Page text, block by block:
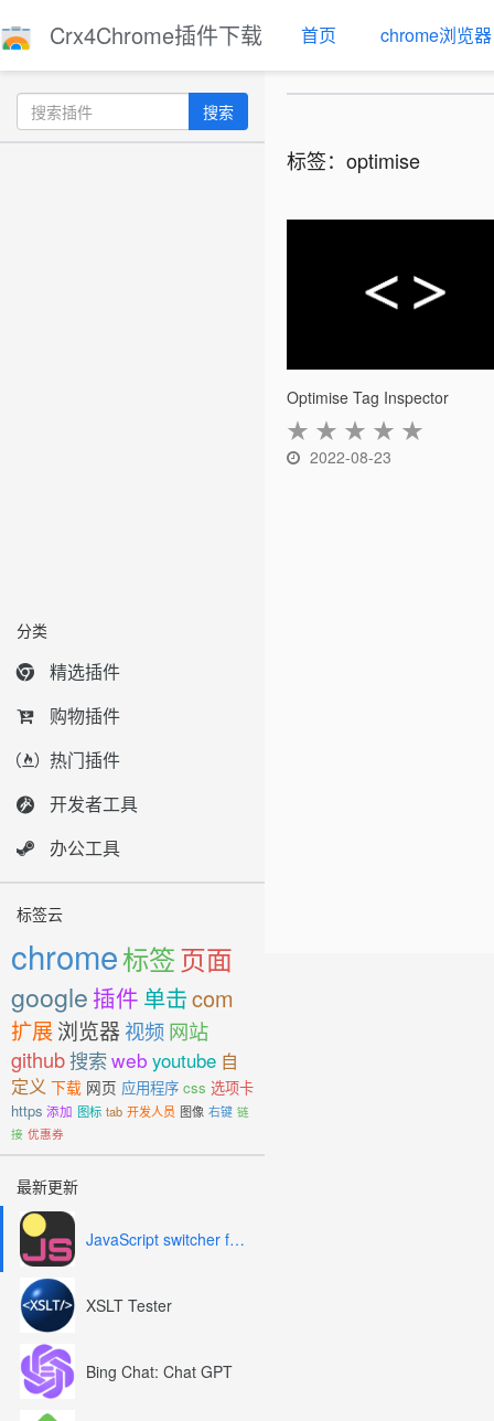
Crx4Chrome插件下载 首页 chrome浏览器
搜索
分类
精选插件
购物插件
热门插件
开发者工具
办公工具
标签云
chrome标签页面
google 插件 单击com
扩展浏览器 视频网站
github搜索web youtube 自
定义 下载 网页 应用程序 css 选项卡
https 添加 图标 tab 开发人员 图像 右键 链
接 优惠券
最新更新
JavaScript switcher for SEO and development
XSLT Tester
Bing Chat: Chat GPT
标签：optimise
Optimise Tag Inspector
★ ★ ★ ★ ★
2022-08-23